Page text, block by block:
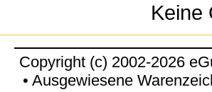
Keine
Copyright (c) 2002-2026
• Ausgewiesene